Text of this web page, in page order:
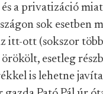
a privatizáció
sok esetben
itt-ott (sokszor több
esetleg
is lehetne